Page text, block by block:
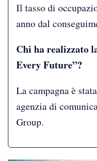
Il tasso di
anno dal
Chi ha realizzato
Every Future”?
La campagna è
agenzia di
Group.